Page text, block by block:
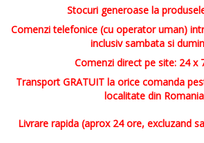
Stocuri generoase la
Comenzi telefonice (cu operator uman)
inclusiv sambata si
Comenzi direct pe site: 24 x
Transport GRATUIT la orice comanda
localitate din
Livrare rapida (aprox 24 ore, excluzand